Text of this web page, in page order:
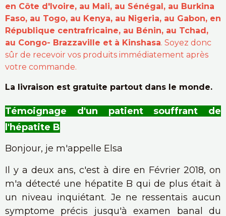
en Côte d'Ivoire, au Mali, au Sénégal, au Burkina
Faso, au Togo, au Kenya, au Nigeria, au Gabon, en
République centrafricaine, au Bénin, au Tchad,
au Congo- Brazzaville et à Kinshasa. Soyez donc
sûr de recevoir vos produits immédiatement après
votre commande.
La livraison est gratuite partout dans le monde.
Témoignage d'un patient souffrant de
l'hépatite B
Bonjour, je m'appelle Elsa
Il y a deux ans, c'est à dire en Février 2018, on
m'a détecté une hépatite B qui de plus était à
un niveau inquiétant. Je ne ressentais aucun
symptome précis jusqu'à examen banal du